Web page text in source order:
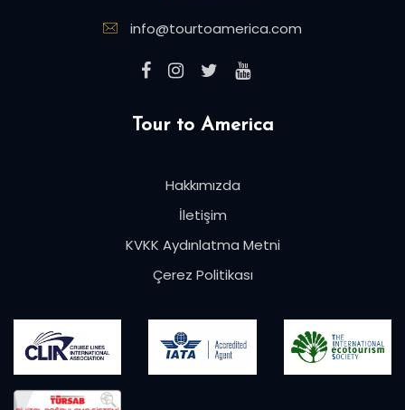
info@tourtoamerica.com
Tour to America
Hakkımızda
İletişim
KVKK Aydınlatma Metni
Çerez Politikası